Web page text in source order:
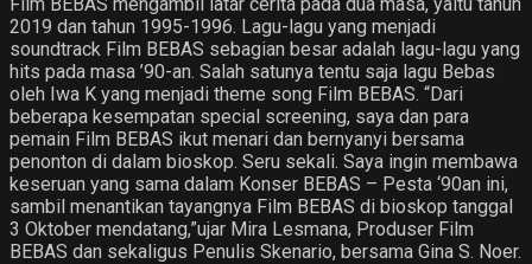
2019 dan tahun 1995-1996. Lagu-lagu yang menjadi
soundtrack Film BEBAS sebagian besar adalah lagu-lagu yang
hits pada masa ’90-an. Salah satunya tentu saja lagu Bebas
oleh Iwa K yang menjadi theme song Film BEBAS. “Dari
beberapa kesempatan special screening, saya dan para
pemain Film BEBAS ikut menari dan bernyanyi bersama
penonton di dalam bioskop. Seru sekali. Saya ingin membawa
keseruan yang sama dalam Konser BEBAS – Pesta ‘90an ini,
sambil menantikan tayangnya Film BEBAS di bioskop tanggal
3 Oktober mendatang,”ujar Mira Lesmana, Produser Film
BEBAS dan sekaligus Penulis Skenario, bersama Gina S. Noer.